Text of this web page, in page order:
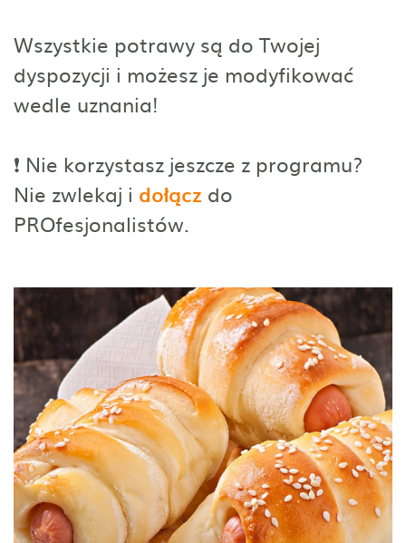
Wszystkie potrawy są do Twojej
dyspozycji i możesz je modyfikować
wedle uznania!
❗️ Nie korzystasz jeszcze z programu?
Nie zwlekaj i dołącz do
PROfesjonalistów.